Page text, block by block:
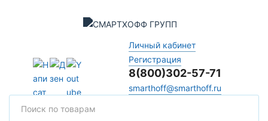
Личный кабинет
Регистрация
8(800)302-57-71
smarthoff@smarthoff.ru